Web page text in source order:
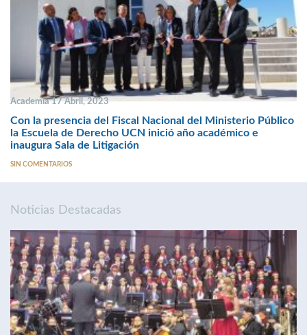
Academia 17 Abril, 2023
Con la presencia del Fiscal Nacional del Ministerio Público
la Escuela de Derecho UCN inició año académico e
inaugura Sala de Litigación
SIN COMENTARIOS
Noticias Destacadas